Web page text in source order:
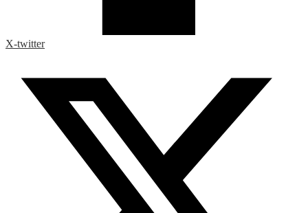
X-twitter